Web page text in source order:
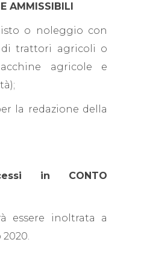
AMMISSIBILI
o noleggio con
trattori agricoli o
agricole e
la redazione della
in CONTO
essere inoltrata a